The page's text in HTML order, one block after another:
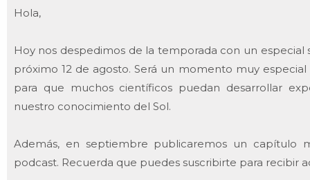
Hola,
Hoy nos despedimos de la temporada con un
próximo 12 de agosto. Será un momento muy
para que muchos científicos puedan desarrollar
nuestro conocimiento del Sol.
Además, en septiembre publicaremos un capítulo
podcast. Recuerda que puedes suscribirte para recibir